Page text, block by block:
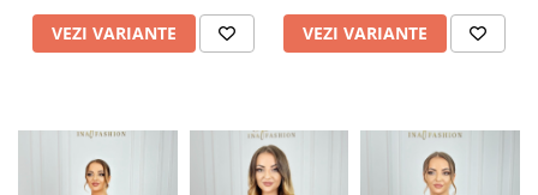
VEZI VARIANTE VEZI VARIANTE